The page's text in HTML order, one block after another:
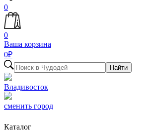
0
0
Ваша корзина
0₽
Найти
Владивосток
сменить город
Каталог